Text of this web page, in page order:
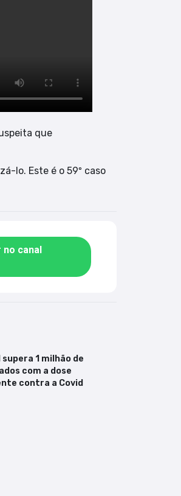
que
lo. Este é o 59º caso
no canal
supera 1 milhão de
com a dose
contra a Covid